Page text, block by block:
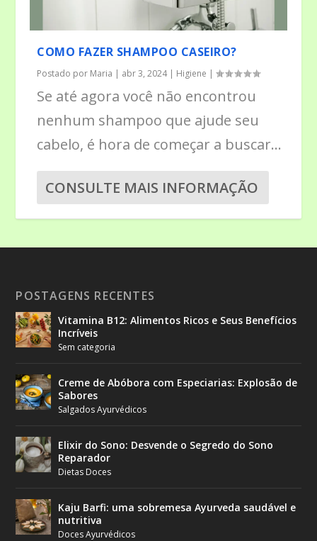
COMO FAZER SHAMPOO CASEIRO?
Postado por Maria | abr 3, 2024| Higiene |
Se até agora você não encontrou
nenhum shampoo que ajude seu
cabelo, é hora de começar a buscar...
CONSULTE MAIS INFORMAÇÃO
POSTAGENS RECENTES
Vitamina B12: Alimentos Ricos e Seus Benefícios
Incríveis
Sem categoria
Creme de Abóbora com Especiarias: Explosão de
Sabores
Salgados Ayurvédicos
Elixir do Sono: Desvende o Segredo do Sono
Reparador
Dietas Doces
Kaju Barfi: uma sobremesa Ayurveda saudável e
nutritiva
Doces Ayurvédicos